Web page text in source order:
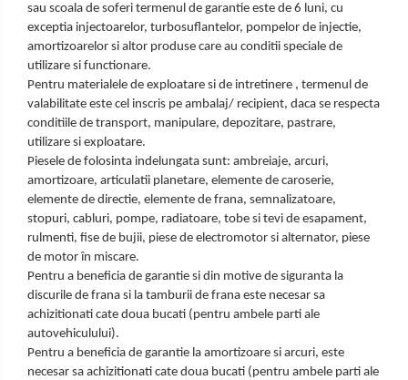
sau scoala de soferi termenul de garantie este de 6 luni, cu
exceptia injectoarelor, turbosuflantelor, pompelor de injectie,
amortizoarelor si altor produse care au conditii speciale de
utilizare si functionare.
Pentru materialele de exploatare si de intretinere , termenul de
valabilitate este cel inscris pe ambalaj/ recipient, daca se respecta
conditiile de transport, manipulare, depozitare, pastrare,
utilizare si exploatare.
Piesele de folosinta indelungata sunt: ambreiaje, arcuri,
amortizoare, articulatii planetare, elemente de caroserie,
elemente de directie, elemente de frana, semnalizatoare,
stopuri, cabluri, pompe, radiatoare, tobe si tevi de esapament,
rulmenti, fise de bujii, piese de electromotor si alternator, piese
de motor în miscare.
Pentru a beneficia de garantie si din motive de siguranta la
discurile de frana si la tamburii de frana este necesar sa
achizitionati cate doua bucati (pentru ambele parti ale
autovehiculului).
Pentru a beneficia de garantie la amortizoare si arcuri, este
necesar sa achizitionati cate doua bucati (pentru ambele parti ale